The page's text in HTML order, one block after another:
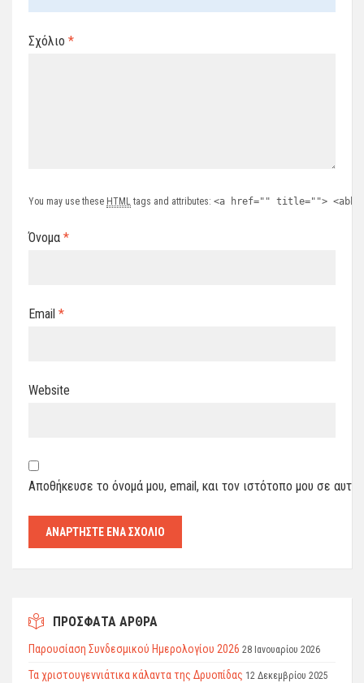
Σχόλιο *
You may use these HTML tags and attributes: <a href="" title=""> <abbr
Όνομα *
Email *
Website
Αποθήκευσε το όνομά μου, email, και τον ιστότοπο μου σε
ΠΡΟΣΦΑΤΑ ΑΡΘΡΑ
Παρουσίαση Συνδεσμικού Ημερολογίου 2026 28 Ιανουαρίου 2026
Τα χριστουγεννιάτικα κάλαντα της Δρυοπίδας 12 Δεκεμβρίου 2025